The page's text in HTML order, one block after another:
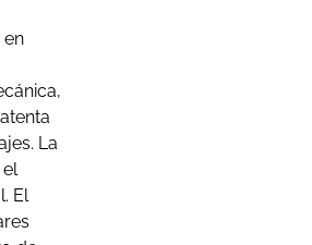
en
La
El